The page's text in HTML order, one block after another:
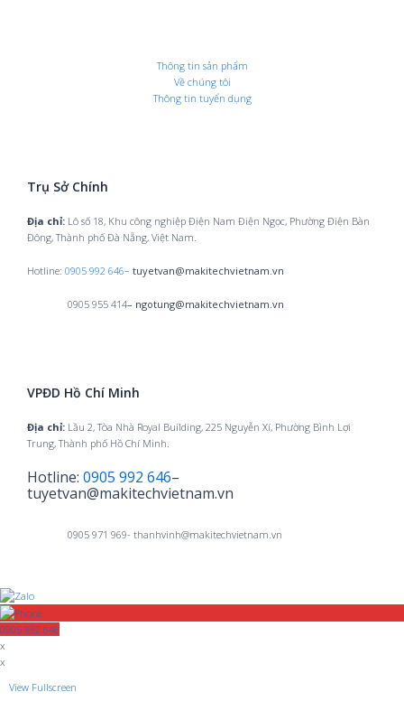
Thông tin sản phẩm
Về chúng tôi
Thông tin tuyển dụng
Trụ Sở Chính
Địa chỉ: Lô số 18, Khu công nghiệp Điện Nam Điện Ngọc, Phường Điện Bàn
Đông, Thành phố Đà Nẵng, Việt Nam.
Hotline: 0905 992 646– tuyetvan@makitechvietnam.vn
0905 955 414– ngotung@makitechvietnam.vn
VPĐD Hồ Chí Minh
Địa chỉ: Lầu 2, Tòa Nhà Royal Building, 225 Nguyễn Xí, Phường Bình Lợi
Trung, Thành phố Hồ Chí Minh.
Hotline: 0905 992 646–
tuyetvan@makitechvietnam.vn
0905 971 969- thanhvinh@makitechvietnam.vn
0905 992 646
x
x
View Fullscreen